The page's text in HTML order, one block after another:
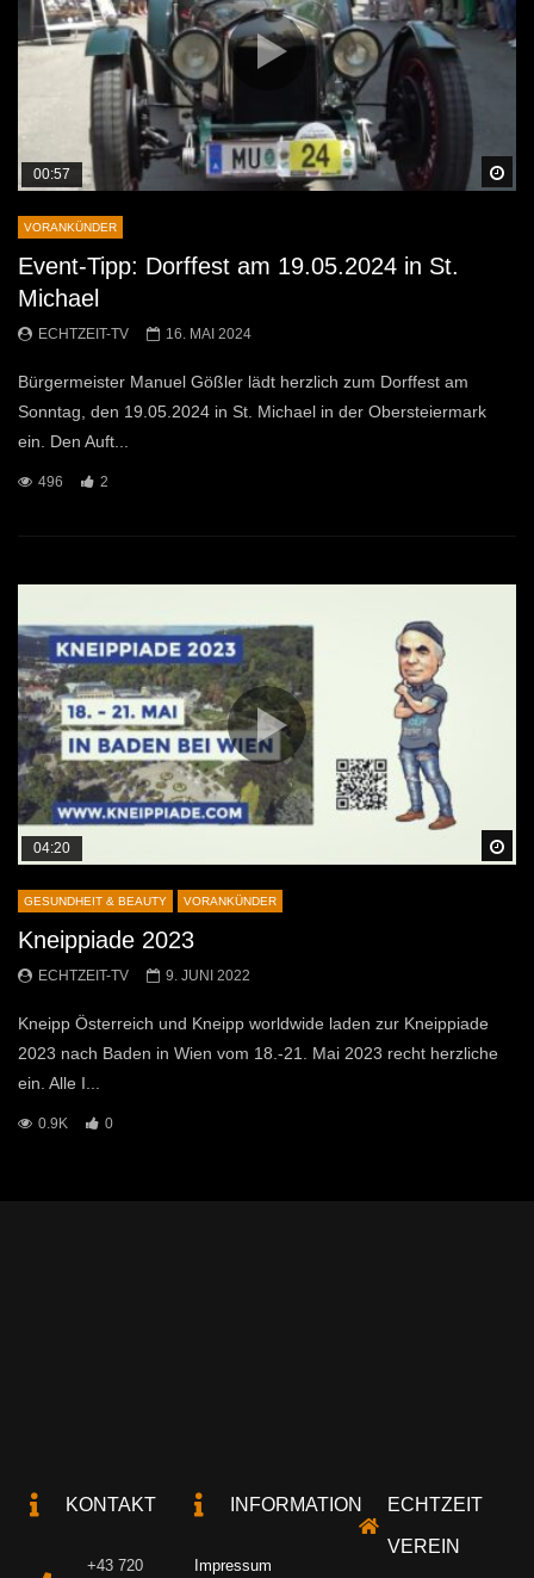
00:57
VORANKÜNDER
Event-Tipp: Dorffest am 19.05.2024 in St.
Michael
ECHTZEIT-TV 16. MAI 2024
Bürgermeister Manuel Gößler lädt herzlich zum Dorffest am
Sonntag, den 19.05.2024 in St. Michael in der Obersteiermark
ein. Den Auft...
496 2
04:20
GESUNDHEIT & BEAUTY VORANKÜNDER
Kneippiade 2023
ECHTZEIT-TV 9. JUNI 2022
Kneipp Österreich und Kneipp worldwide laden zur Kneippiade
2023 nach Baden in Wien vom 18.-21. Mai 2023 recht herzliche
ein. Alle I...
0.9K 0
KONTAKT
+43 720
INFORMATION
Impressum
ECHTZEIT
VEREIN